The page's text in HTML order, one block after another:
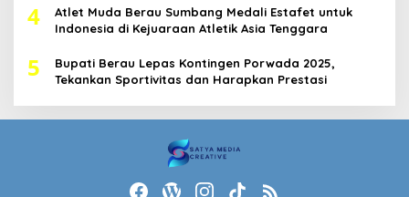
4
Atlet Muda Berau Sumbang Medali Estafet untuk
Indonesia di Kejuaraan Atletik Asia Tenggara
5
Bupati Berau Lepas Kontingen Porwada 2025,
Tekankan Sportivitas dan Harapkan Prestasi